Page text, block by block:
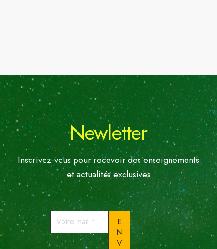
Newletter
Inscrivez-vous pour recevoir des enseignements
et actualités exclusives
Votre
mail